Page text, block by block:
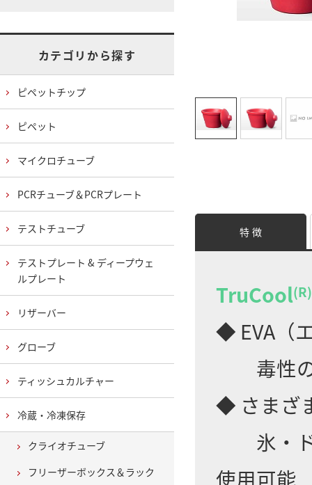
特 徴
TruCool(R)
◆ EVA（
毒性の
◆ さまざ
氷・ド
使用可能
カテゴリから探す
ピペットチップ
ピペット
マイクロチューブ
PCRチューブ＆PCRプレート
テストチューブ
テストプレート & ディープウェ
ルプレート
リザーバー
グローブ
ティッシュカルチャー
冷蔵・冷凍保存
クライオチューブ
フリーザーボックス＆ラック